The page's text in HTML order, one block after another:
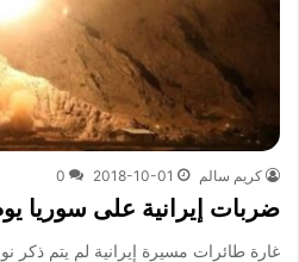
كريم سالم 2018-10-01
0
ضربات إيرانية على سوريا
غارة طائرات مسيرة إيرانية لم يتم ذكر